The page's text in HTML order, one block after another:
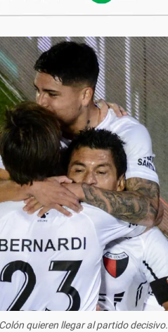
quieren llegar al partido decisivo.